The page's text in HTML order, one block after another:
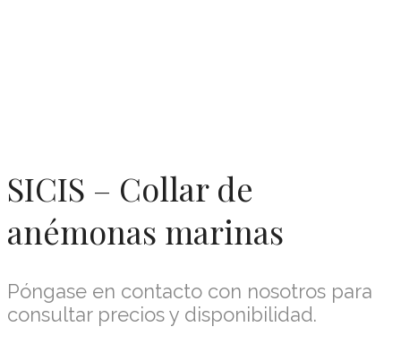
SICIS – Collar de
anémonas marinas
Póngase en contacto con nosotros para
consultar precios y disponibilidad.